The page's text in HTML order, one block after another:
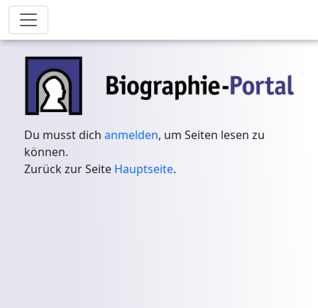
Du musst dichanmelden, um Seiten lesen zu
können.
Zurück zur Seite Hauptseite.